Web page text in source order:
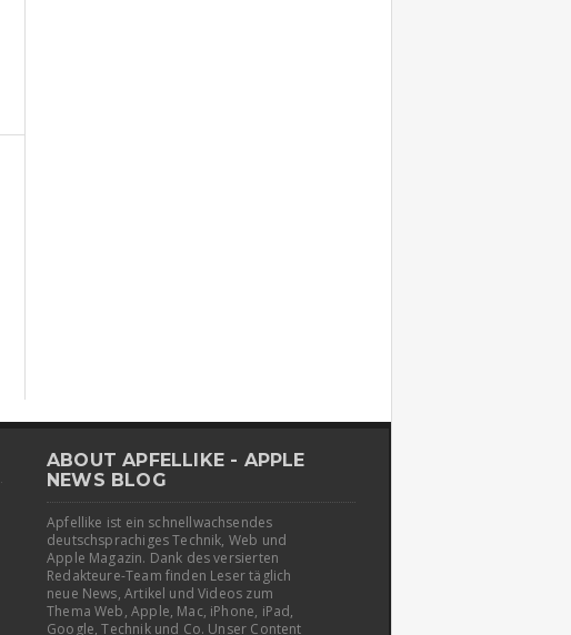
ABOUT APFELLIKE - APPLE
NEWS BLOG
Apfellike ist ein schnellwachsendes
deutschsprachiges Technik, Web und
Apple Magazin. Dank des versierten
Redakteure-Team finden Leser täglich
neue News, Artikel und Videos zum
Thema Web, Apple, Mac, iPhone, iPad,
Google, Technik und Co. Unser Content